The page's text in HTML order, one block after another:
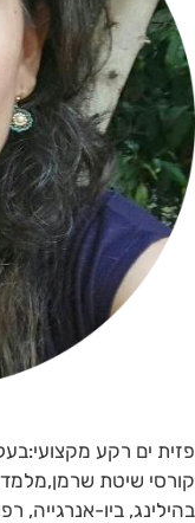
פזית ים רקע
קורסי שיטת
בהילינג, ביו-אנרגייה,